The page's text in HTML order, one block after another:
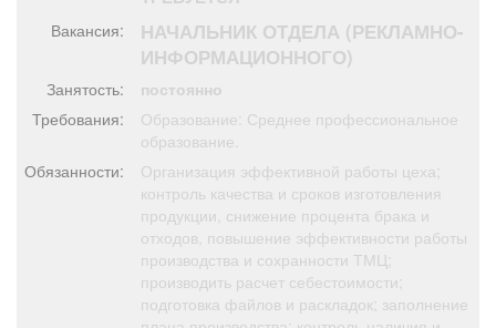
Поздравления
Я - пенсионер
Вакансия:
НАЧАЛЬНИК ОТДЕЛА (РЕКЛАМНО-
ИНФОРМАЦИОННОГО)
Занятость:
постоянно
Требования:
Образование: Среднее профессиональное
образование.
Обязанности:
Организация эффективной работы цеха;
контроль качества и сроков изготовления
продукции, снижение процента брака и
отходов, повышение эффективности работы
производства и сохранности ТМЦ;
производить расчет себестоимости;
подготовка файлов и раскладок; заполнение